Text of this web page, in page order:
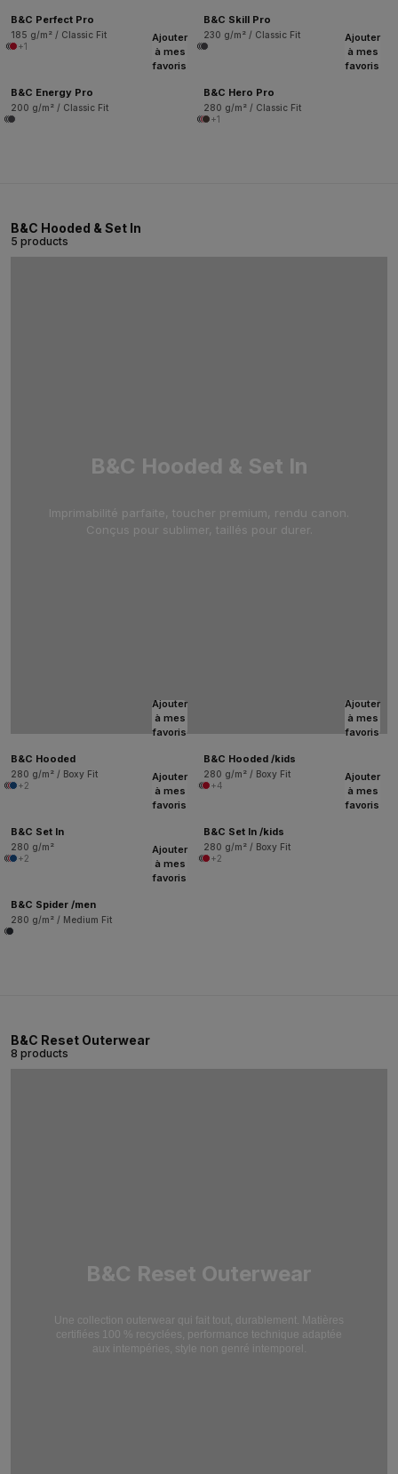
B&C Perfect Pro
185 g/m² / Classic Fit
+1
B&C Skill Pro
230 g/m² / Classic Fit
Ajouter
à mes
favoris
B&C Energy Pro
200 g/m² / Classic Fit
Ajouter
à mes
favoris
B&C Hero Pro
280 g/m² / Classic Fit
+1
B&C Hooded & Set In
5 products
B&C Hooded & Set In
Imprimabilité parfaite, toucher premium, rendu canon.
Conçus pour sublimer, taillés pour durer.
Ajouter
à mes
favoris
B&C Hooded
280 g/m² / Boxy Fit
+2
Ajouter
à mes
favoris
B&C Hooded /kids
280 g/m² / Boxy Fit
+4
Ajouter
à mes
favoris
B&C Set In
280 g/m²
+2
Ajouter
à mes
favoris
B&C Set In /kids
280 g/m² / Boxy Fit
+2
Ajouter
à mes
favoris
B&C Spider /men
280 g/m² / Medium Fit
B&C Reset Outerwear
8 products
B&C Reset Outerwear
Une collection outerwear qui fait tout, durablement. Matières
certifiées 100 % recyclées, performance technique adaptée
aux intempéries, style non genré intemporel.